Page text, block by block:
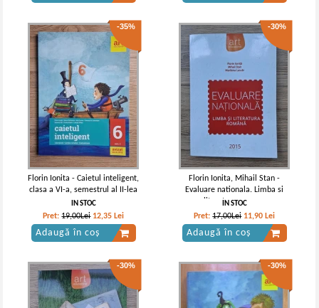
-35%
Florin Ionita - Caietul inteligent,
clasa a VI-a, semestrul al II-lea
IN STOC
Pret:19,00Lei 12,35 Lei
Adaugă în coș
-30%
Florin Ionita, Mihail Stan -
Evaluare nationala. Limba si
literatura romana
IN STOC
Pret:17,00Lei 11,90 Lei
Adaugă în coș
-30% -30%